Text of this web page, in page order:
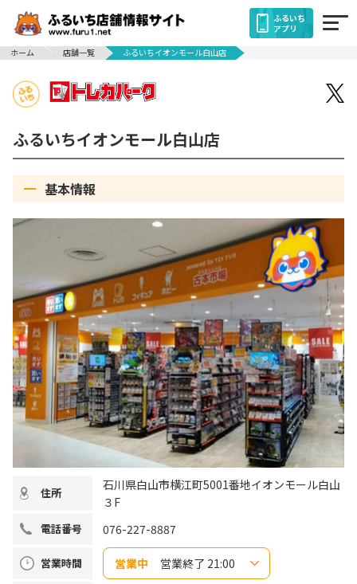
ふるいち
アプリ
ホーム
店舗一覧 ふるいちイオンモール白山店
ふるいちイオンモール白山店
基本情報
住所
石川県白山市横江町5001番地イオンモール白山
３F
電話番号 076-227-8887
営業時間 営業中 営業終了 21:00